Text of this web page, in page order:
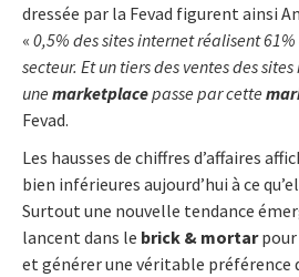
dressée par la Fevad figurent ainsi
« 0,5% des sites internet réalisent
secteur. Et un tiers des ventes des
une marketplacepasse par cette
Fevad.
Les hausses de chiffres d’affaires
bien inférieures aujourd’hui à ce
Surtout une nouvelle tendance
lancent dans le brick & mortarpour
et générer une véritable préférence